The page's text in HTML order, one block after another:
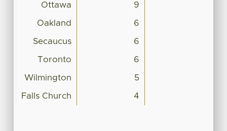
Ottawa 9
Oakland 6
Secaucus 6
Toronto 6
Wilmington 5
Falls Church 4